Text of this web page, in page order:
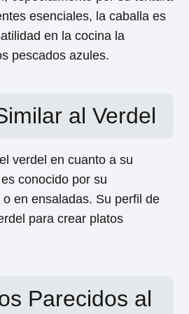
esenciales, la caballa es
en la cocina la
pescados azules.
al Verdel
verdel en cuanto a su
conocido por su
en ensaladas. Su perfil de
para crear platos
Parecidos al